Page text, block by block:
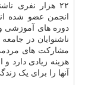
انجمن عضو شده
دوره های آموزشی
ناشنوایان در جامعه
مشارکت های مردمی
هزینه زیادی دارد
آنها را برای یک